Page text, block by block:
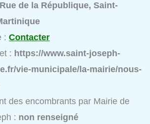
Rue de la République, Saint-
:Contacter
: https://www.saint-joseph-
vie-municipale/la-mairie/nous-
des encombrants par Mairie de
: non renseigné